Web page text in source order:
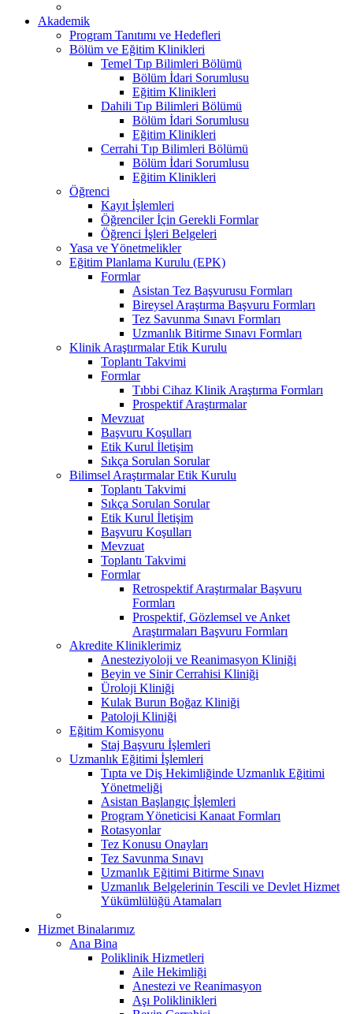
Akademik
Program Tanıtımı ve Hedefleri
Bölüm ve Eğitim Klinikleri
Temel Tıp Bilimleri Bölümü
Bölüm İdari Sorumlusu
Eğitim Klinikleri
Dahili Tıp Bilimleri Bölümü
Bölüm İdari Sorumlusu
Eğitim Klinikleri
Cerrahi Tıp Bilimleri Bölümü
Bölüm İdari Sorumlusu
Eğitim Klinikleri
Öğrenci
Kayıt İşlemleri
Öğrenciler İçin Gerekli Formlar
Öğrenci İşleri Belgeleri
Yasa ve Yönetmelikler
Eğitim Planlama Kurulu (EPK)
Formlar
Asistan Tez Başvurusu Formları
Bireysel Araştırma Başvuru Formları
Tez Savunma Sınavı Formları
Uzmanlık Bitirme Sınavı Formları
Klinik Araştırmalar Etik Kurulu
Toplantı Takvimi
Formlar
Tıbbi Cihaz Klinik Araştırma Formları
Prospektif Araştırmalar
Mevzuat
Başvuru Koşulları
Etik Kurul İletişim
Sıkça Sorulan Sorular
Bilimsel Araştırmalar Etik Kurulu
Toplantı Takvimi
Sıkça Sorulan Sorular
Etik Kurul İletişim
Başvuru Koşulları
Mevzuat
Toplantı Takvimi
Formlar
Retrospektif Araştırmalar Başvuru
Formları
Prospektif, Gözlemsel ve Anket
Araştırmaları Başvuru Formları
Akredite Kliniklerimiz
Anesteziyoloji ve Reanimasyon Kliniği
Beyin ve Sinir Cerrahisi Kliniği
Üroloji Kliniği
Kulak Burun Boğaz Kliniği
Patoloji Kliniği
Eğitim Komisyonu
Staj Başvuru İşlemleri
Uzmanlık Eğitimi İşlemleri
Tıpta ve Diş Hekimliğinde Uzmanlık Eğitimi
Yönetmeliği
Asistan Başlangıç İşlemleri
Program Yöneticisi Kanaat Formları
Rotasyonlar
Tez Konusu Onayları
Tez Savunma Sınavı
Uzmanlık Eğitimi Bitirme Sınavı
Uzmanlık Belgelerinin Tescili ve Devlet Hizmet
Yükümlülüğü Atamaları
Hizmet Binalarımız
Ana Bina
Poliklinik Hizmetleri
Aile Hekimliği
Anestezi ve Reanimasyon
Aşı Poliklinikleri